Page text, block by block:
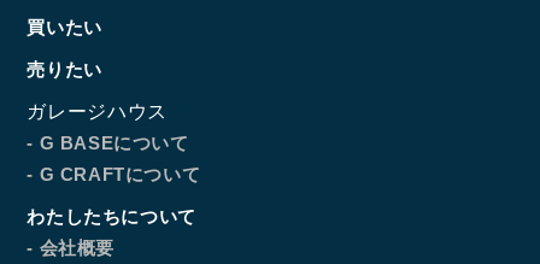
買いたい
売りたい
ガレージハウス
- G BASEについて
- G CRAFTについて
わたしたちについて
- 会社概要